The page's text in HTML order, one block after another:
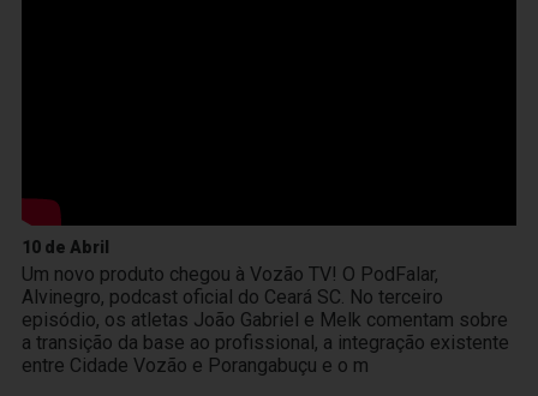
10 de Abril
Um novo produto chegou à Vozão TV! O PodFalar,
Alvinegro, podcast oficial do Ceará SC. No terceiro
episódio, os atletas João Gabriel e Melk comentam sobre
a transição da base ao profissional, a integração existente
entre Cidade Vozão e Porangabuçu e o m